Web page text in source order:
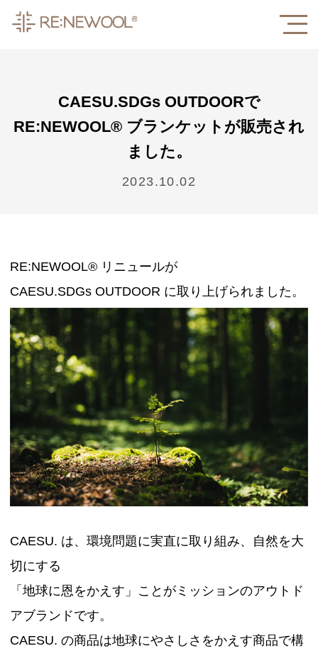
CAESU.SDGs OUTDOORで
RE:NEWOOL® ブランケットが販売され
ました。
2023.10.02
RE:NEWOOL® リニュールが
CAESU.SDGs OUTDOOR に取り上げられました。
CAESU. は、環境問題に実直に取り組み、自然を大
切にする
「地球に恩をかえす」ことがミッションのアウトド
アブランドです。
CAESU. の商品は地球にやさしさをかえす商品で構